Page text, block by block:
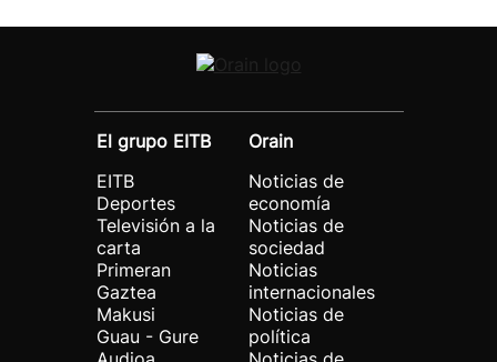
El grupo EITB
EITB
Deportes
Televisión a la
carta
Primeran
Gaztea
Makusi
Guau - Gure
Orain
Noticias de
economía
Noticias de
sociedad
Noticias
internacionales
Noticias de
política